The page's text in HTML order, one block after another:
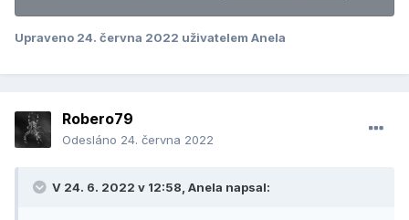
Upraveno 24. června 2022 uživatelem Anela
Robero79
Odesláno 24. června 2022
V 24. 6. 2022 v 12:58, Anela napsal: